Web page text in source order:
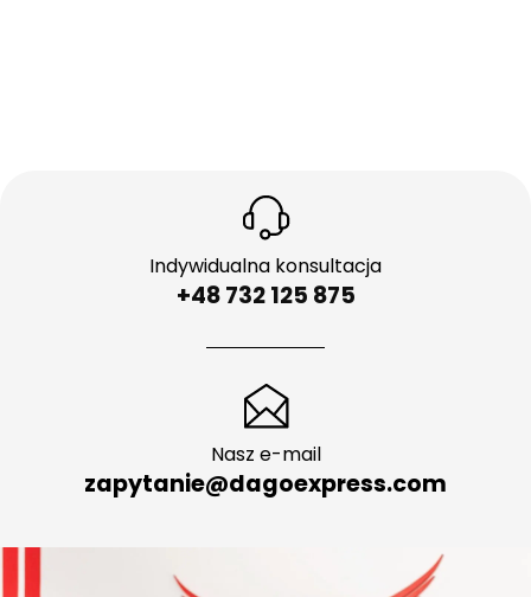
Indywidualna konsultacja
+48 732 125 875
Nasz e-mail
zapytanie@dagoexpress.com